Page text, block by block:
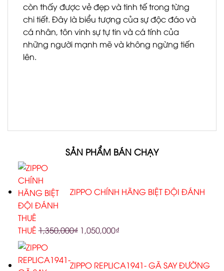
còn thấy được vẻ đẹp và tinh tế trong từng
chi tiết. Đây là biểu tượng của sự độc đáo và
cá nhân, tôn vinh sự tự tin và cá tính của
những người mạnh mẽ và không ngừng tiến
lên.
SẢN PHẨM BÁN CHẠY
ZIPPO CHÍNH HÃNG BIỆT ĐỘI ĐÁNH
THUÊ 1,350,000₫ 1,050,000₫
ZIPPO REPLICA1941- GÃ SAY ĐƯỜNG